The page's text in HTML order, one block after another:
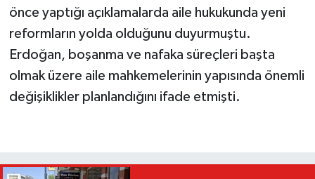
önce yaptığı açıklamalarda aile hukukunda yeni
reformların yolda olduğunu duyurmuştu.
Erdoğan, boşanma ve nafaka süreçleri başta
olmak üzere aile mahkemelerinin yapısında önemli
değişiklikler planlandığını ifade etmişti.